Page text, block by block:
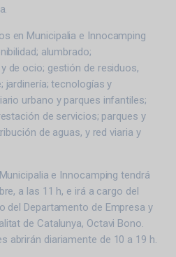
en Municipalia e Innocamping
alumbrado;
de ocio; gestión de residuos,
jardinería; tecnologías y
urbano y parques infantiles;
de servicios; parques y
de aguas, y red viaria y
e Innocamping tendrá
a las 11 h, e irá a cargo del
del Departamento de Empresa y
de Catalunya, Octavi Bono.
abrirán diariamente de 10 a 19 h.